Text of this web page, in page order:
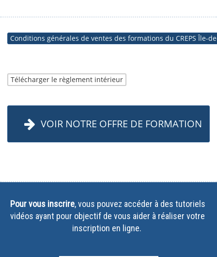
Conditions générales de ventes des formations du CREPS Île-
Télécharger le règlement intérieur
VOIR NOTRE OFFRE DE FORMATION
Pour vous inscrire, vous pouvez accéder à des tutoriels
vidéos ayant pour objectif de vous aider à réaliser votre
inscription en ligne.